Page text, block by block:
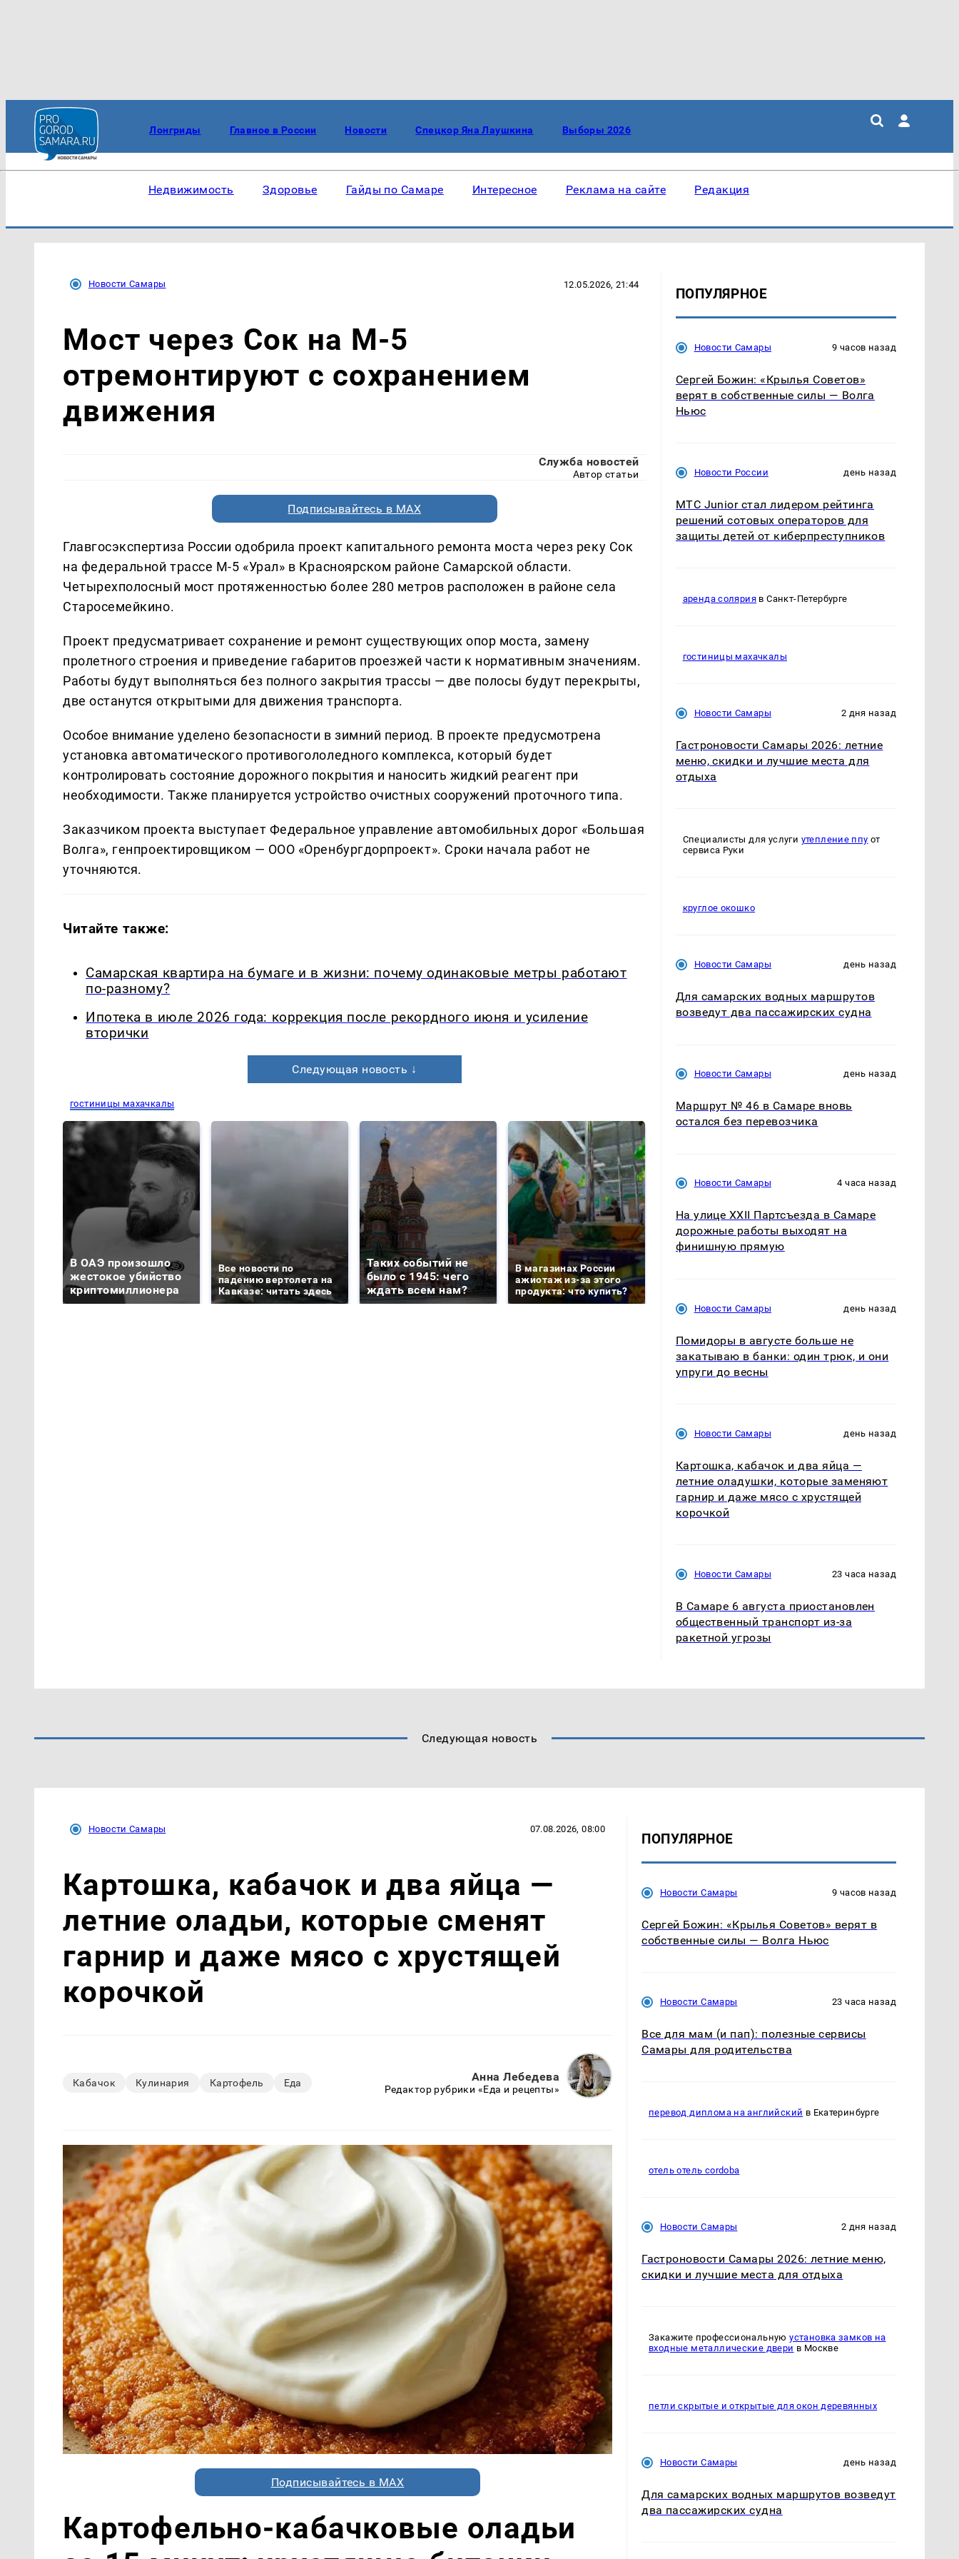
Лонгриды Главное в России Новости Спецкор Яна Лаушкина Выборы 2026
Недвижимость Здоровье Гайды по Самаре Интересное Реклама на сайте Редакция
Новости Самары 12.05.2026, 21:44
Мост через Сок на М-5
отремонтируют с сохранением
движения
Служба новостей
Автор статьи
Подписывайтесь в MAX
Главгосэкспертиза России одобрила проект капитального ремонта моста через реку Сок
на федеральной трассе М-5 «Урал» в Красноярском районе Самарской области.
Четырехполосный мост протяженностью более 280 метров расположен в районе села
Старосемейкино.
Проект предусматривает сохранение и ремонт существующих опор моста, замену
пролетного строения и приведение габаритов проезжей части к нормативным значениям.
Работы будут выполняться без полного закрытия трассы — две полосы будут перекрыты,
две останутся открытыми для движения транспорта.
Особое внимание уделено безопасности в зимний период. В проекте предусмотрена
установка автоматического противогололедного комплекса, который будет
контролировать состояние дорожного покрытия и наносить жидкий реагент при
необходимости. Также планируется устройство очистных сооружений проточного типа.
Заказчиком проекта выступает Федеральное управление автомобильных дорог «Большая
Волга», генпроектировщиком — ООО «Оренбургдорпроект». Сроки начала работ не
уточняются.
Читайте также:
Самарская квартира на бумаге и в жизни: почему одинаковые метры работают
по-разному?
Ипотека в июле 2026 года: коррекция после рекордного июня и усиление
вторички
Следующая новость ↓
гостиницы махачкалы
В ОАЭ произошло
жестокое убийство
криптомиллионера
Все новости по
падению вертолета на
Кавказе: читать здесь
Таких событий не
было с 1945: чего
ждать всем нам?
В магазинах России
ажиотаж из-за этого
продукта: что купить?
СМИ: В Химках на
ПОПУЛЯРНОЕ
Новости Самары 9 часов назад
Сергей Божин: «Крылья Советов»
верят в собственные силы — Волга
Ньюс
Новости России день назад
МТС Junior стал лидером рейтинга
решений сотовых операторов для
защиты детей от киберпреступников
аренда солярия в Санкт-Петербурге
гостиницы махачкалы
Новости Самары 2 дня назад
Гастроновости Самары 2026: летние
меню, скидки и лучшие места для
отдыха
Специалисты для услуги утепление ппу от
сервиса Руки
круглое окошко
Новости Самары день назад
Для самарских водных маршрутов
возведут два пассажирских судна
Новости Самары день назад
Маршрут № 46 в Самаре вновь
остался без перевозчика
Новости Самары 4 часа назад
На улице XXII Партсъезда в Самаре
дорожные работы выходят на
финишную прямую
Новости Самары день назад
Помидоры в августе больше не
закатываю в банки: один трюк, и они
упруги до весны
Новости Самары день назад
Картошка, кабачок и два яйца —
летние оладушки, которые заменяют
гарнир и даже мясо с хрустящей
корочкой
Новости Самары 23 часа назад
В Самаре 6 августа приостановлен
общественный транспорт из-за
ракетной угрозы
Следующая новость
Новости Самары 07.08.2026, 08:00
Картошка, кабачок и два яйца —
летние оладьи, которые сменят
гарнир и даже мясо с хрустящей
корочкой
Кабачок Кулинария Картофель Еда Анна Лебедева
Редактор рубрики «Еда и рецепты»
Подписывайтесь в MAX
Картофельно-кабачковые оладьи
ПОПУЛЯРНОЕ
Новости Самары 9 часов назад
Сергей Божин: «Крылья Советов» верят в
собственные силы — Волга Ньюс
Новости Самары 23 часа назад
Все для мам (и пап): полезные сервисы
Самары для родительства
перевод диплома на английский в Екатеринбурге
отель отель cordoba
Новости Самары 2 дня назад
Гастроновости Самары 2026: летние меню,
скидки и лучшие места для отдыха
Закажите профессиональнуюустановка замков на
входные металлические двери в Москве
петли скрытые и открытые для окон деревянных
Новости Самары день назад
Для самарских водных маршрутов возведут
два пассажирских судна